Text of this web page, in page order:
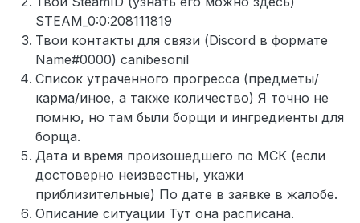
STEAM_0:0:208111819
Твои контакты для связи (Discord в формате
Name#0000) canibesonil
Список утраченного прогресса (предметы/
карма/иное, а также количество) Я точно не
помню, но там были борщи и ингредиенты для
борща.
Дата и время произошедшего по МСК (если
достоверно неизвестны, укажи
приблизительные) По дате в заявке в жалобе.
Описание ситуации Тут она расписана.